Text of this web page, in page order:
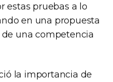
estas pruebas a lo
en una propuesta
una competencia
la importancia de